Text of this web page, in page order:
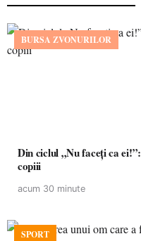
BURSA ZVONURILOR
Din ciclul „Nu faceți ca ei!”: Ambulanța nu vine să vă răpească
copiii
acum 30 minute
SPORT